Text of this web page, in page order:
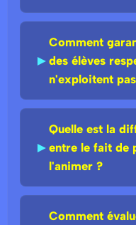
►
Comment
des élèves
n'exploitent
►
Quelle est la
entre le fait de
l'animer ?
Comment